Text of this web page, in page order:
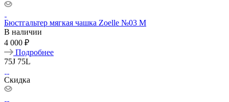
Бюстгальтер мягкая чашка Zoelle №03 M
В наличии
4 000 ₽
Подробнее
75J 75L
Скидка